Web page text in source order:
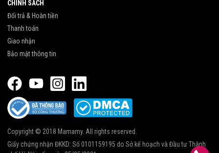
CHÍNH SÁCH
Đổi trả & Hoàn tiền
Thanh toán
Giao nhận
Bảo mật thông tin
Copyright © 2018 Mamamy. All rights reserved.
Giấy chứng nhận ĐKKD: Số 0101159195 do Sở kế hoạch và Đầu tư Thành